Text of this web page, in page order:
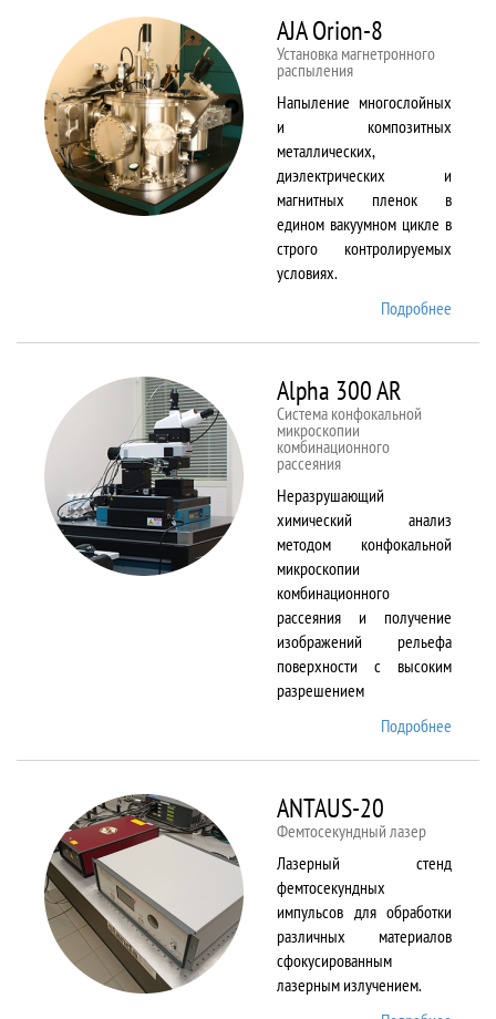
AJA Orion-8
Установка магнетронного
распыления
Напыление многослойных
и композитных
металлических,
диэлектрических и
магнитных пленок в
едином вакуумном цикле в
строго контролируемых
условиях.
Подробнее
Alpha 300 AR
Система конфокальной
микроскопии
комбинационного
рассеяния
Неразрушающий
химический анализ
методом конфокальной
микроскопии
комбинационного
рассеяния и получение
изображений рельефа
поверхности с высоким
разрешением
Подробнее
ANTAUS-20
Фемтосекундный лазер
Лазерный стенд
фемтосекундных
импульсов для обработки
различных материалов
сфокусированным
лазерным излучением.